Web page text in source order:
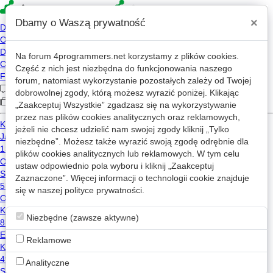
4p » Forum
Nietuzinkowe tematy
« 1 2 ... 10 ... 72 »
Nowy wątek
Jak działa zmiana danych CEIDG?
1
629
e-deklaracje
e-government
AnyKtokolwiek
Jak uruchomić projekt aplikacji webowej na Ubuntu?
linux
ubuntu
Dbamy o Waszą prywatność ×
Na forum 4programmers.net korzystamy z plików cookies.
Część z nich jest niezbędna do funkcjonowania naszego
forum, natomiast wykorzystanie pozostałych zależy od Twojej
dobrowolnej zgody, którą możesz wyrazić poniżej. Klikając
„Zaakceptuj Wszystkie” zgadzasz się na wykorzystywanie
przez nas plików cookies analitycznych oraz reklamowych,
jeżeli nie chcesz udzielić nam swojej zgody kliknij „Tylko
niezbędne”. Możesz także wyrazić swoją zgodę odrębnie dla
plików cookies analitycznych lub reklamowych. W tym celu
ustaw odpowiednio pola wyboru i kliknij „Zaakceptuj
Zaznaczone”. Więcej informacji o technologii cookie znajduje
się w naszej polityce prywatności.
Niezbędne (zawsze aktywne)
Reklamowe
Analityczne